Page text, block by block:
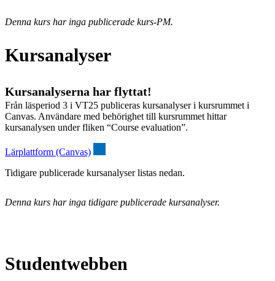
Denna kurs har inga publicerade kurs-PM.
Kursanalyser
Kursanalyserna har flyttat!
Från läsperiod 3 i VT25 publiceras kursanalyser i kursrummet i
Canvas. Användare med behörighet till kursrummet hittar
kursanalysen under fliken “Course evaluation”.
Lärplattform (Canvas)
Tidigare publicerade kursanalyser listas nedan.
Denna kurs har inga tidigare publicerade kursanalyser.
Studentwebben